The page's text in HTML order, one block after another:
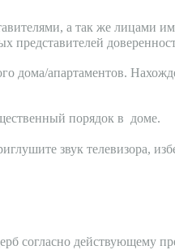
а так же лицами
дома/апартаментов.
порядок в доме.
звук телевизора,
согласно действующему